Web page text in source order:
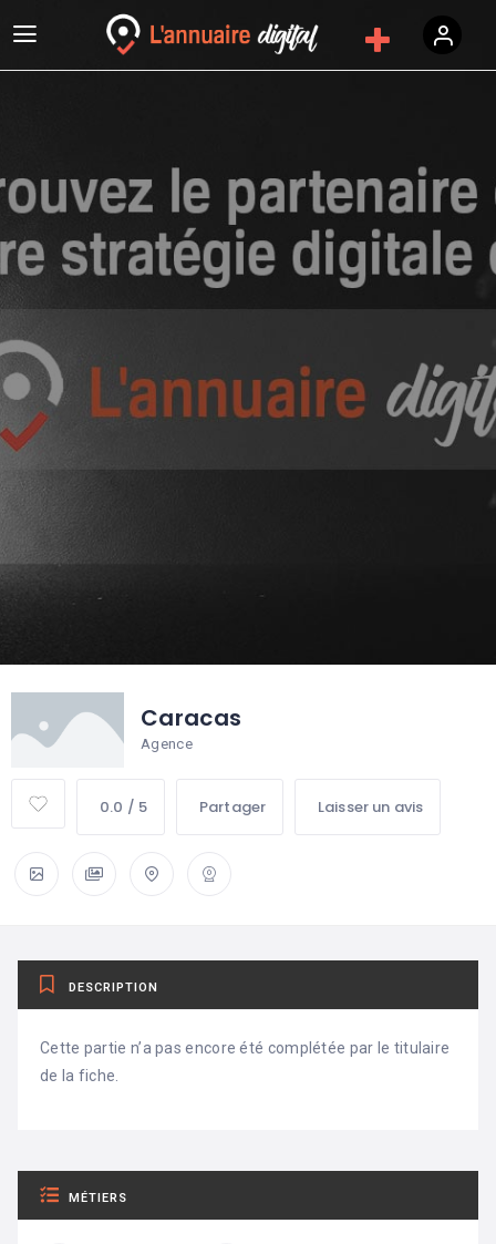
Caracas
Agence
0.0 / 5 Partager Laisser un avis
DESCRIPTION
Cette partie n’a pas encore été complétée par le titulaire
de la fiche.
MÉTIERS